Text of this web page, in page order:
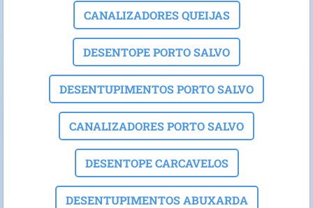
CANALIZADORES QUEIJAS
DESENTOPE PORTO SALVO
DESENTUPIMENTOS PORTO SALVO
CANALIZADORES PORTO SALVO
DESENTOPE CARCAVELOS
DESENTUPIMENTOS ABUXARDA